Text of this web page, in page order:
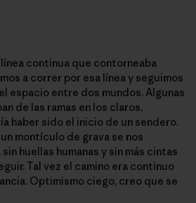
línea continua que contorneaba
a correr por esa línea y seguimos
espacio entre dos mundos. Algunas
de las ramas en los claros,
haber sido el inicio de un sendero.
montículo de grava se nos
huellas humanas y sin más cintas
Tal vez el camino era continuo
Optimismo ciego, creo que se